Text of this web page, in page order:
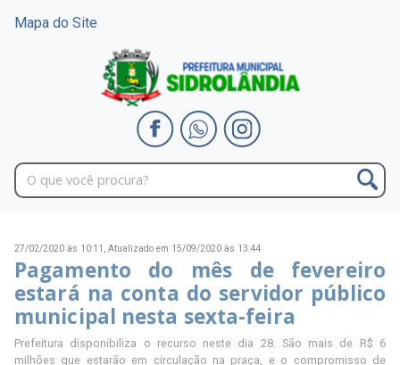
Mapa do Site
27/02/2020 às 10:11, Atualizado em 15/09/2020 às 13:44
Pagamento do mês de fevereiro
estará na conta do servidor público
municipal nesta sexta-feira
Prefeitura disponibiliza o recurso neste dia 28. São mais de R$ 6
milhões que estarão em circulação na praça, e o compromisso de